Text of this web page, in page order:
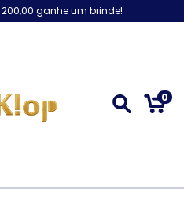
ganhe um brinde!
0